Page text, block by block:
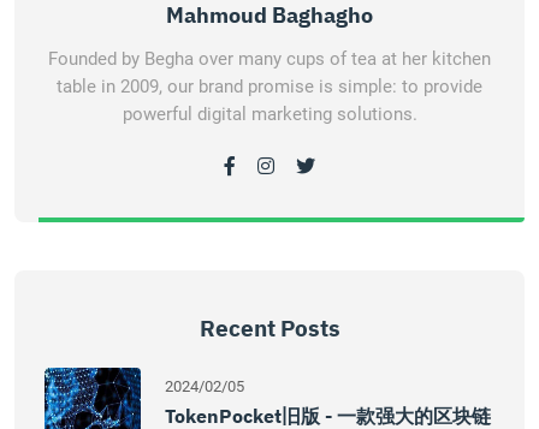
Mahmoud Baghagho
Founded by Begha over many cups of tea at her kitchen
table in 2009, our brand promise is simple: to provide
powerful digital marketing solutions.
Recent Posts
2024/02/05
TokenPocket旧版 - 一款强大的区块链